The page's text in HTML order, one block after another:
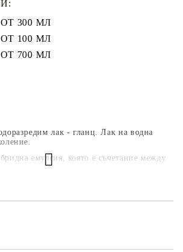
лак - гланц. Лак на водна
емулсия, която е съчетание между
300 МЛ
100 МЛ
700 МЛ